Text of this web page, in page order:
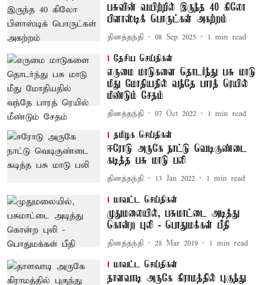
பசுவின் வயிற்றில் இருந்த 40 கிலோ
பிளாஸ்டிக் பொருட்கள் அகற்றம்
தினத்தந்தி 08 Sep 2025 1 min read
தேசிய செய்திகள்
எருமை மாடுகளை தொடர்ந்து பசு மாடு
மீது மோதியதில் வந்தே பாரத் ரெயில்
மீண்டும் சேதம்
தினத்தந்தி 07 Oct 2022 1 min read
தமிழக செய்திகள்
ஈரோடு அருகே நாட்டு வெடிகுண்டை
கடித்த பசு மாடு பலி
தினத்தந்தி 13 Jan 2022 1 min read
மாவட்ட செய்திகள்
முதுமலையில், பசுமாட்டை அடித்து
கொன்ற புலி - பொதுமக்கள் பீதி
தினத்தந்தி 28 Mar 2019 1 min read
மாவட்ட செய்திகள்
தாளவாடி அருகே கிராமத்தில் புகுந்து